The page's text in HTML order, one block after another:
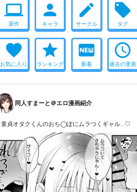
computer
原作
person
キャラ
create
サークル
local_offer
タグ
favorite
お気に入り
star
ランキング
fiber_new
新着
access_time
過去の更新
同人すまーと＠エロ漫画紹介
童貞オタクくんのおち◯ぽにムラつくギャル…♡